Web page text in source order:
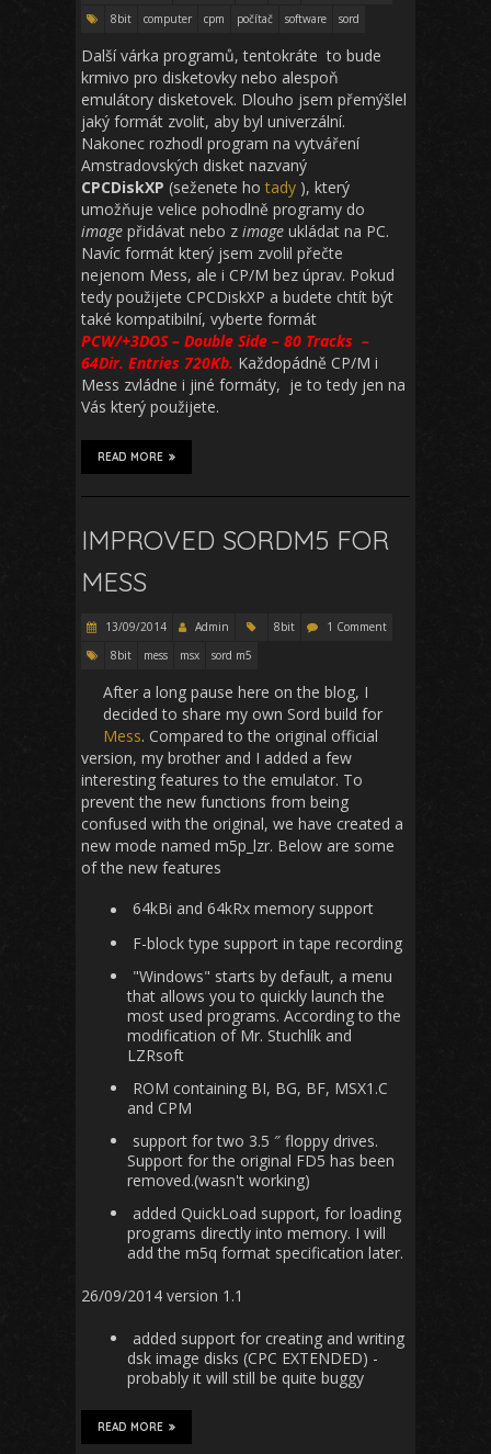
8bit
computer cpm počítač software sord
Další várka programů, tentokráte to bude
krmivo pro disketovky nebo alespoň
emulátory disketovek. Dlouho jsem přemýšlel
jaký formát zvolit, aby byl univerzální.
Nakonec rozhodl program na vytváření
Amstradovských disket nazvaný
CPCDiskXP (seženete hotady ), který
umožňuje velice pohodlně programy do
image přidávat nebo z image ukládat na PC.
Navíc formát který jsem zvolil přečte
nejenom Mess, ale i CP/M bez úprav. Pokud
tedy použijete CPCDiskXP a budete chtít být
také kompatibilní, vyberte formát
PCW/+3DOS – Double Side – 80 Tracks –
64Dir. Entries 720Kb. Každopádně CP/M i
Mess zvládne i jiné formáty, je to tedy jen na
Vás který použijete.
READ MORE
IMPROVED SORDM5 FOR
MESS
13/09/2014 Admin 8bit
1 Comment
8bit
mess msx sord m5
After a long pause here on the blog, I
decided to share my own Sord build for
Mess. Compared to the original official
version, my brother and I added a few
interesting features to the emulator. To
prevent the new functions from being
confused with the original, we have created a
new mode named m5p_lzr. Below are some
of the new features
64kBi and 64kRx memory support
F-block type support in tape recording
"Windows" starts by default, a menu
that allows you to quickly launch the
most used programs. According to the
modification of Mr. Stuchlík and
LZRsoft
ROM containing BI, BG, BF, MSX1.C
and CPM
support for two 3.5 ″ floppy drives.
Support for the original FD5 has been
removed.(wasn't working)
added QuickLoad support, for loading
programs directly into memory. I will
add the m5q format specification later.
26/09/2014 version 1.1
added support for creating and writing
dsk image disks (CPC EXTENDED) -
probably it will still be quite buggy
READ MORE